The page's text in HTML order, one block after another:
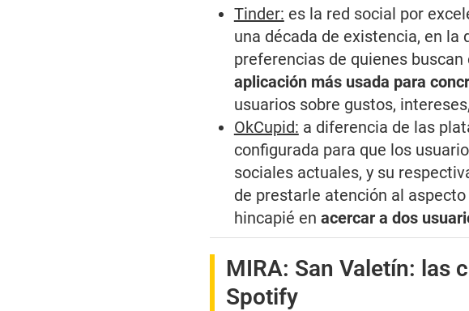
Tinder: es la red social por
una década de existencia, en la
preferencias de quienes
aplicación más usada para
usuarios sobre gustos,
OkCupid: a diferencia de las
configurada para que los
sociales actuales, y su
de prestarle atención al
hincapié en acercar a dos
MIRA: San Valetín: las
Spotify